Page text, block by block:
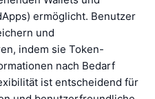
ermöglicht. Benutzer
und
indem sie Token-
nach Bedarf
ist entscheidend für